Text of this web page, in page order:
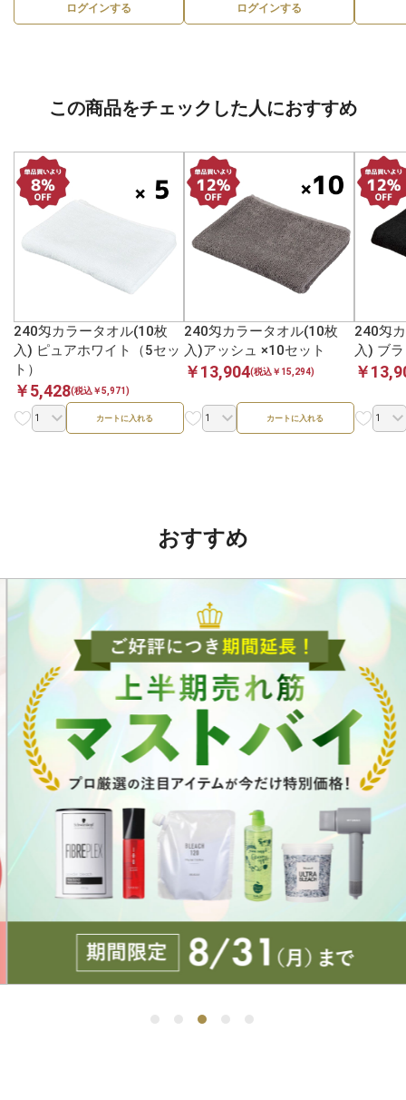
ログインする ログインする
この商品をチェックした人におすすめ
240匁カラータオル(10枚
入) ピュアホワイト（5セッ
ト）
￥5,428(税込￥5,971)
カートに入れる
240匁カラータオル(10枚
入)アッシュ ×10セット
￥13,904(税込￥15,294)
カートに入れる
240匁
入) ブ
￥
おすすめ